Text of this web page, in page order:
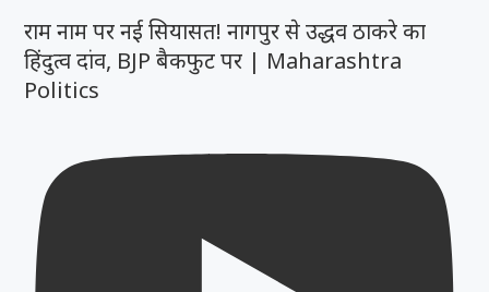
राम नाम पर नई सियासत! नागपुर से उद्धव ठाकरे का
हिंदुत्व दांव, BJP बैकफुट पर | Maharashtra
Politics